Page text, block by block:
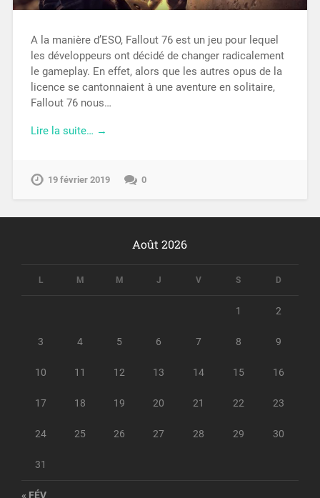
A la manière d’ESO, Fallout 76 est un jeu pour lequel
les développeurs ont décidé de changer radicalement
le gameplay. En effet, alors que les autres opus de la
licence se cantonnaient à une aventure en solitaire,
Fallout 76 nous…
Lire la suite… →
19 février 2019 0
Août 2026
L M M J V S D
1 2
3 4 5 6 7 8 9
10 11 12 13 14 15 16
17 18 19 20 21 22 23
24 25 26 27 28 29 30
31
« FÉV